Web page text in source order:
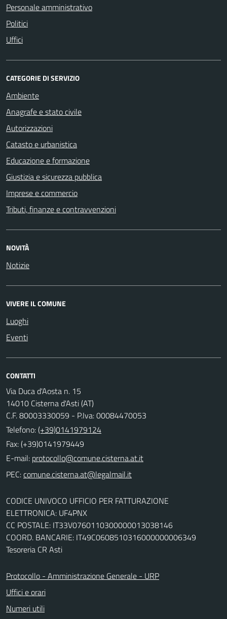
Personale amministrativo
Politici
Uffici
CATEGORIE DI SERVIZIO
Ambiente
Anagrafe e stato civile
Autorizzazioni
Catasto e urbanistica
Educazione e formazione
Giustizia e sicurezza pubblica
Imprese e commercio
Tributi, finanze e contravvenzioni
NOVITÀ
Notizie
VIVERE IL COMUNE
Luoghi
Eventi
CONTATTI
Via Duca d'Aosta n. 15
14010 Cisterna d'Asti (AT)
C.F. 80003330059 - P.Iva: 00084470053
Telefono:(+39)0141979124
Fax: (+39)0141979449
E-mail:
PEC:
CODICE UNIVOCO UFFICIO PER FATTURAZIONE
ELETTRONICA: UF4PNX
CC POSTALE: IT33V0760110300000013038146
COORD. BANCARIE: IT49C0608510316000000006349
Tesoreria CR Asti
Protocollo - Amministrazione Generale - URP
Uffici e orari
Numeri utili